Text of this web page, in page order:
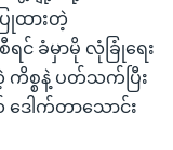
ထားတဲ့
ခံမှာမို လုံခြုံရေး
စ္စနဲ့ ပတ်သက်ပြီး
ေါက်တာသောင်း